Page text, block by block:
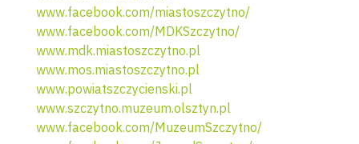
www.facebook.com/miastoszczytno/
www.facebook.com/MDKSzczytno/
www.mdk.miastoszczytno.pl
www.mos.miastoszczytno.pl
www.powiatszczycienski.pl
www.szczytno.muzeum.olsztyn.pl
www.facebook.com/MuzeumSzczytno/